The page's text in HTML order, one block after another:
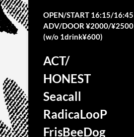
OPEN/START 16:15/16:45
ADV/DOOR ¥2000/¥2500
(w/o 1drink¥600)
ACT/
HONEST
Seacall
RadicaLooP
FrisBeeDog